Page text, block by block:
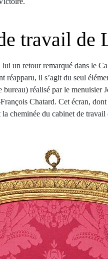
travail de
lui un retour remarqué dans le
réapparu, il s’agit du seul
réalisé par le menuisier
Chatard. Cet écran,
cheminée du cabinet de